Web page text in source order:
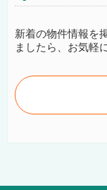
新着の物件情報を
ましたら、お気軽